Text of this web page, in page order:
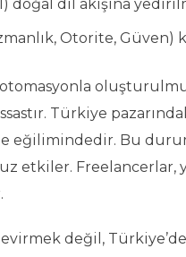
dil akışına
Otorite,
Türkiye
Bu
etkiler. Freelancerlar,
değil,